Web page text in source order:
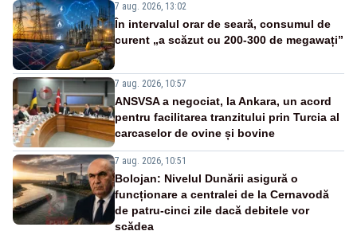
7 aug. 2026, 13:02
În intervalul orar de seară, consumul de
curent „a scăzut cu 200-300 de megawați”
7 aug. 2026, 10:57
ANSVSA a negociat, la Ankara, un acord
pentru facilitarea tranzitului prin Turcia al
carcaselor de ovine și bovine
7 aug. 2026, 10:51
Bolojan: Nivelul Dunării asigură o
funcționare a centralei de la Cernavodă
de patru-cinci zile dacă debitele vor
scădea